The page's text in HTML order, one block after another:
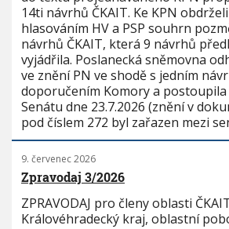
14ti návrhů ČKAIT. Ke KPN
hlasováním HV a PSP souhrn
návrhů ČKAIT, která 9 návrhů
vyjádřila. Poslanecká sněmovna
ve znění PN ve shodě s jedním
doporučením Komory a
Senátu dne 23.7.2026 (znění v
pod číslem 272 byl zařazen mezi
9. červenec 2026
Zpravodaj 3/2026
ZPRAVODAJ pro členy oblasti
Královéhradecký kraj, oblastní